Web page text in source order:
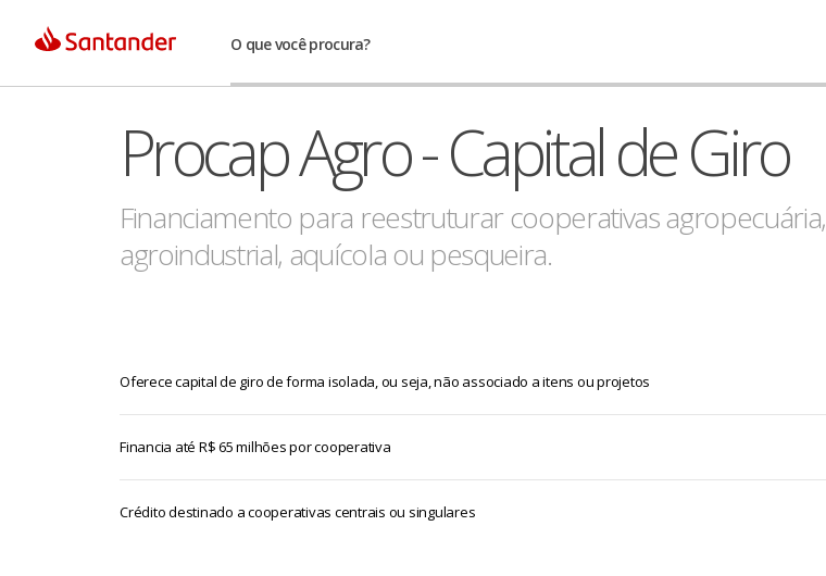
O que você procura?
Procap Agro - Capital de Giro
Financiamento para reestruturar cooperativas agropecuária,
agroindustrial, aquícola ou pesqueira.
Oferece capital de giro de forma isolada, ou seja, não associado a itens ou projetos
Financia até R$ 65 milhões por cooperativa
Crédito destinado a cooperativas centrais ou singulares